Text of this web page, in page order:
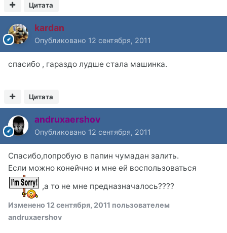
Цитата
kardan
Опубликовано 12 сентября, 2011
спасибо , гараздо лудше стала машинка.
Цитата
andruxaershov
Опубликовано 12 сентября, 2011
Спасибо,попробую в папин чумадан залить.
Если можно конейчно и мне ей воспользоваться
,а то не мне предназначалось????
Изменено 12 сентября, 2011 пользователем
andruxaershov